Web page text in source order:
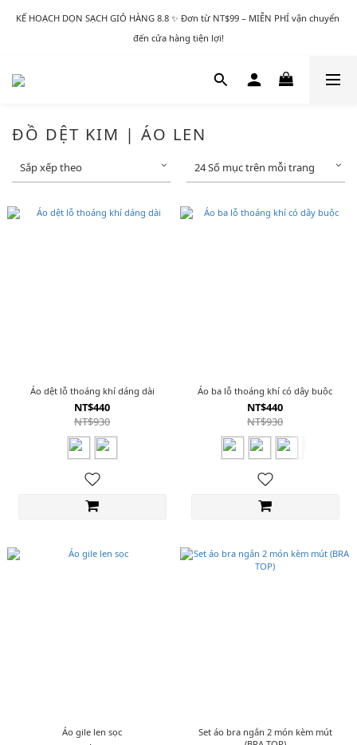
KẾ HOẠCH DỌN SẠCH GIỎ HÀNG 8.8 ✨ Đơn từ NT$99 – MIỄN PHÍ vận chuyển
đến cửa hàng tiện lợi!
ĐỒ DỆT KIM | ÁO LEN
Sắp xếp theo 24 Số mục trên mỗi trang
Áo dệt lỗ thoáng khí dáng dài
NT$440
NT$930
Áo ba lỗ thoáng khí có dây buộc
NT$440
NT$930
Áo gile len sọc
Set áo bra ngắn 2 món kèm mút